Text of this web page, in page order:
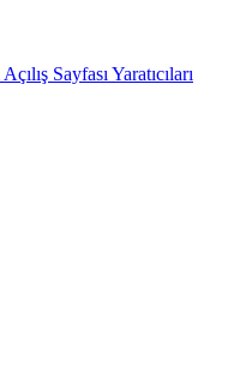
Açılış Sayfası Yaratıcıları